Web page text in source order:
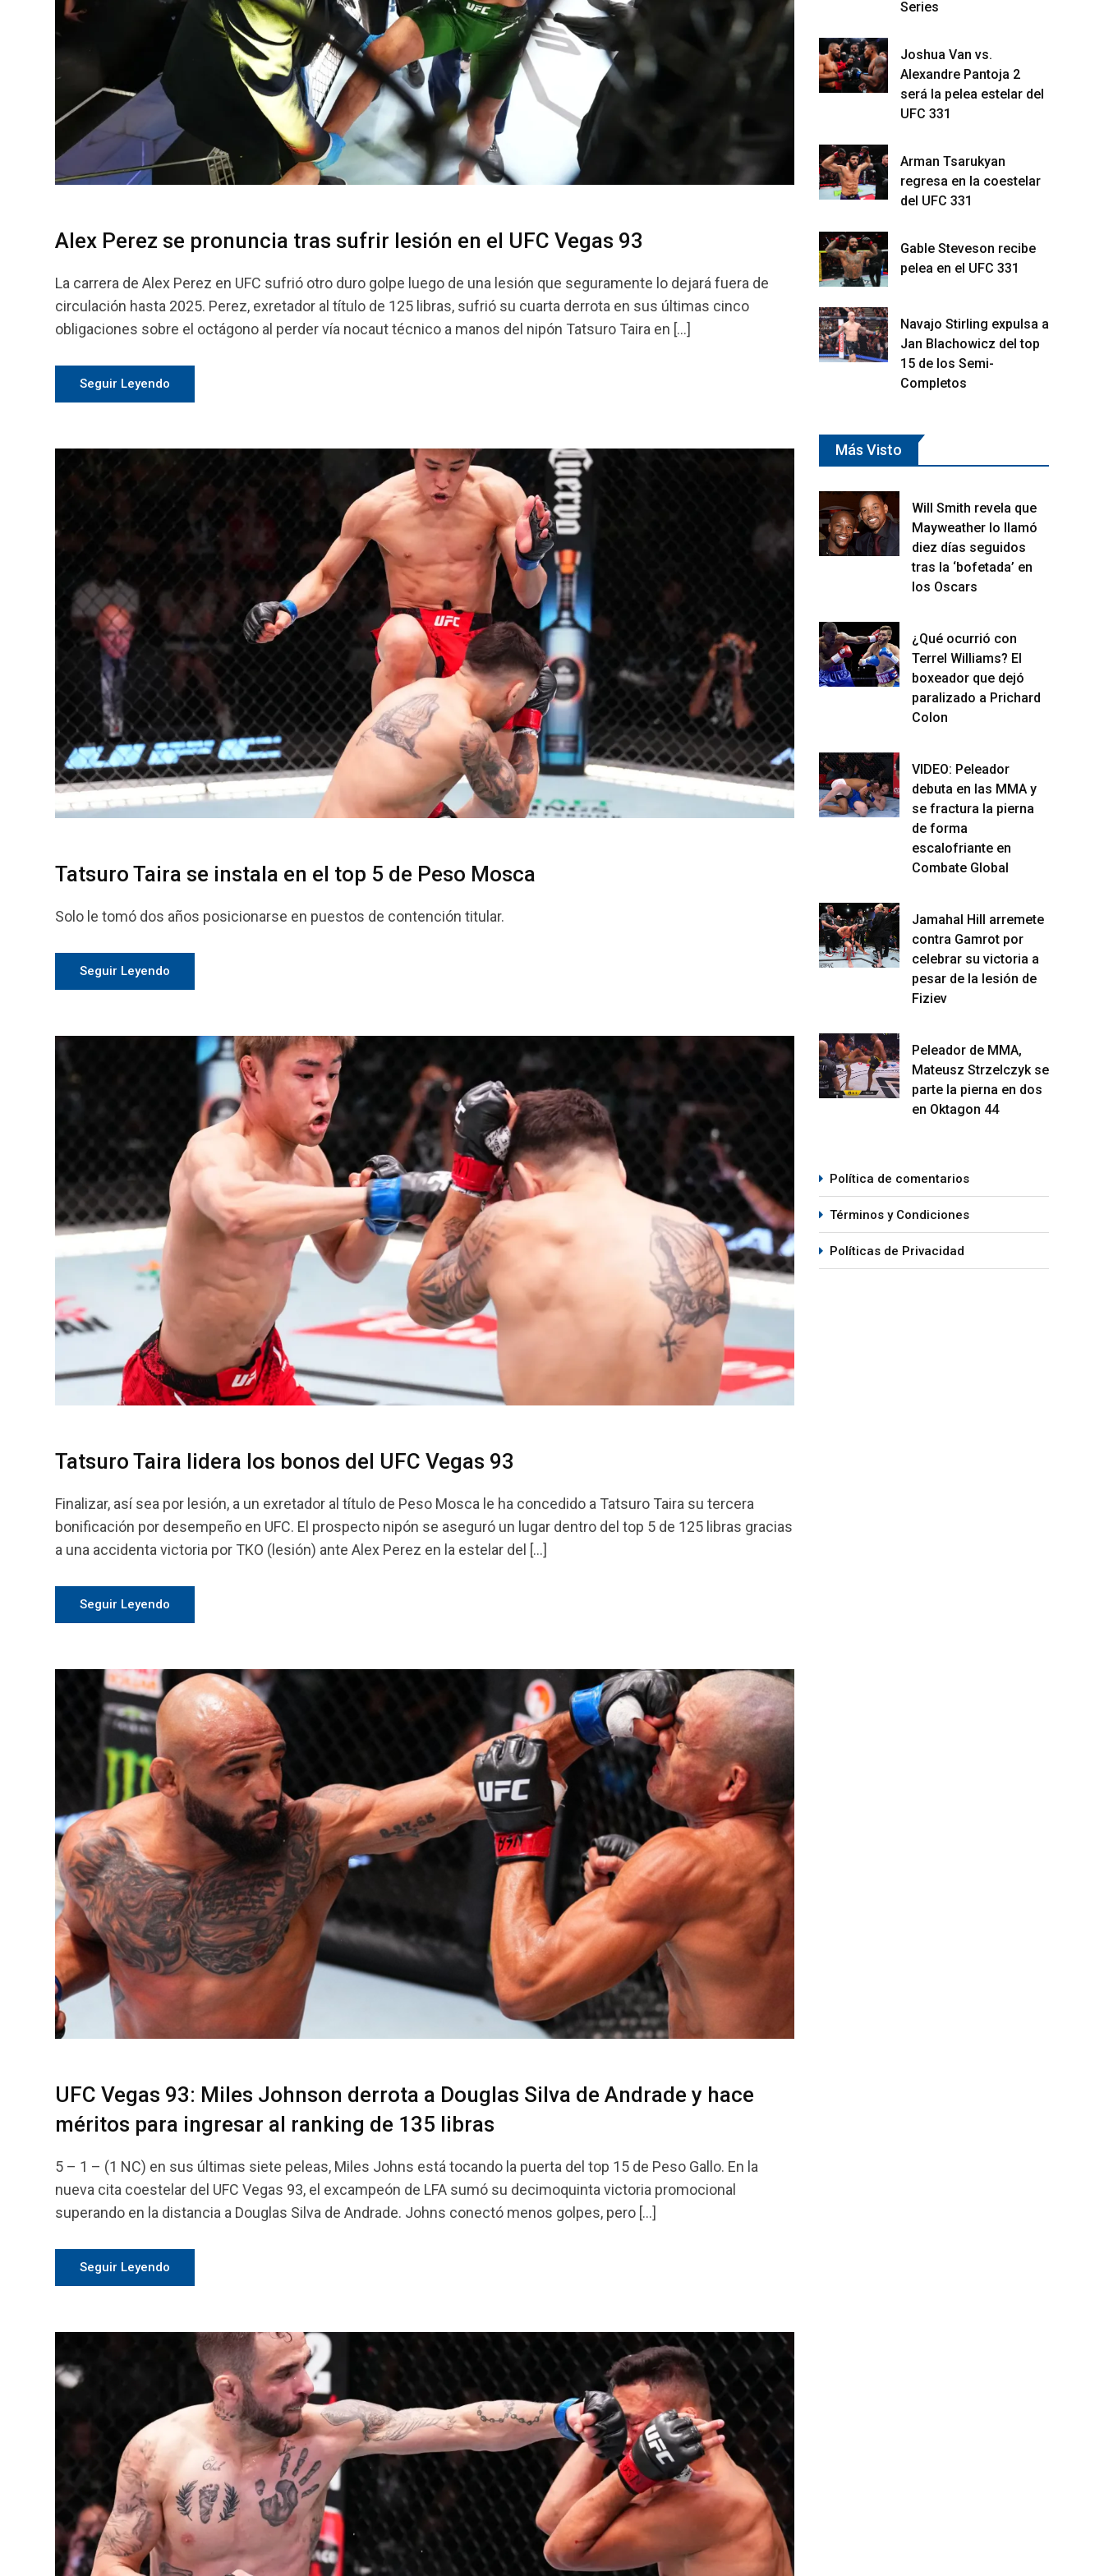
Alex Perez se pronuncia tras sufrir lesión en el UFC Vegas 93
La carrera de Alex Perez en UFC sufrió otro duro golpe luego de una lesión que seguramente lo dejará fuera de
circulación hasta 2025. Perez, exretador al título de 125 libras, sufrió su cuarta derrota en sus últimas cinco
obligaciones sobre el octágono al perder vía nocaut técnico a manos del nipón Tatsuro Taira en […]
Seguir Leyendo
Tatsuro Taira se instala en el top 5 de Peso Mosca
Solo le tomó dos años posicionarse en puestos de contención titular.
Seguir Leyendo
Tatsuro Taira lidera los bonos del UFC Vegas 93
Finalizar, así sea por lesión, a un exretador al título de Peso Mosca le ha concedido a Tatsuro Taira su tercera
bonificación por desempeño en UFC. El prospecto nipón se aseguró un lugar dentro del top 5 de 125 libras gracias
a una accidenta victoria por TKO (lesión) ante Alex Perez en la estelar del […]
Seguir Leyendo
UFC Vegas 93: Miles Johnson derrota a Douglas Silva de Andrade y hace
méritos para ingresar al ranking de 135 libras
5 – 1 – (1 NC) en sus últimas siete peleas, Miles Johns está tocando la puerta del top 15 de Peso Gallo. En la
nueva cita coestelar del UFC Vegas 93, el excampeón de LFA sumó su decimoquinta victoria promocional
superando en la distancia a Douglas Silva de Andrade. Johns conectó menos golpes, pero […]
Seguir Leyendo
Series
Joshua Van vs.
Alexandre Pantoja 2
será la pelea estelar del
UFC 331
Arman Tsarukyan
regresa en la coestelar
del UFC 331
Gable Steveson recibe
pelea en el UFC 331
Navajo Stirling expulsa a
Jan Blachowicz del top
15 de los Semi-
Completos
Más Visto
Will Smith revela que
Mayweather lo llamó
diez días seguidos
tras la ‘bofetada’ en
los Oscars
¿Qué ocurrió con
Terrel Williams? El
boxeador que dejó
paralizado a Prichard
Colon
VIDEO: Peleador
debuta en las MMA y
se fractura la pierna
de forma
escalofriante en
Combate Global
Jamahal Hill arremete
contra Gamrot por
celebrar su victoria a
pesar de la lesión de
Fiziev
Peleador de MMA,
Mateusz Strzelczyk se
parte la pierna en dos
en Oktagon 44
Política de comentarios
Términos y Condiciones
Políticas de Privacidad